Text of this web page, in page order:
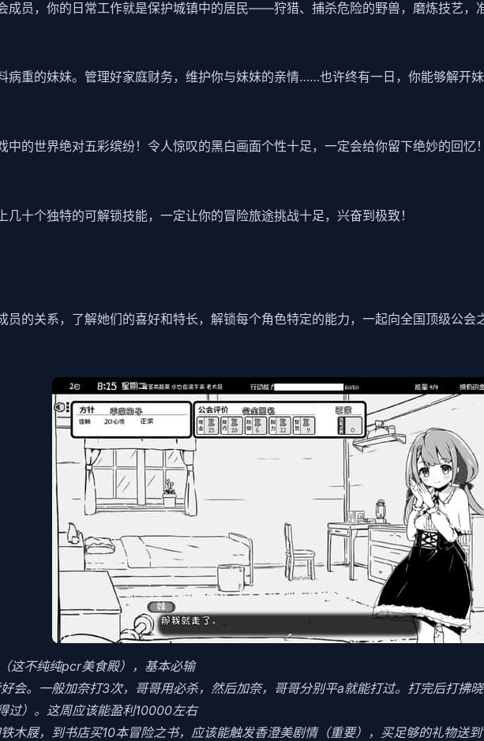
成员，你的日常工作就是保护城镇中的居民——狩猎、捕杀危险的野兽，磨炼技艺，
病重的妹妹。管理好家庭财务，维护你与妹妹的亲情……也许终有一日，你能够解开妹
中的世界绝对五彩缤纷！令人惊叹的黑白画面个性十足，一定会给你留下绝妙的回忆！
几十个独特的可解锁技能，一定让你的冒险旅途挑战十足，兴奋到极致！
员的关系，了解她们的喜好和特长，解锁每个角色特定的能力，一起向全国顶级公会
这不纯纯pcr美食殿），基本必输
会。一般加奈打3次，哥哥用必杀，然后加奈，哥哥分别平a就能打过。打完后打拂
过）。这周应该能盈利10000左右
木屐，到书店买10本冒险之书，应该能触发香澄美剧情（重要），买足够的礼物送